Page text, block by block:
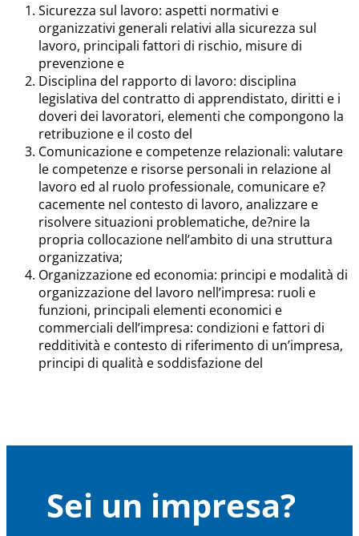
Sicurezza sul lavoro: aspetti normativi e
organizzativi generali relativi alla sicurezza sul
lavoro, principali fattori di rischio, misure di
prevenzione e
Disciplina del rapporto di lavoro: disciplina
legislativa del contratto di apprendistato, diritti e i
doveri dei lavoratori, elementi che compongono la
retribuzione e il costo del
Comunicazione e competenze relazionali: valutare
le competenze e risorse personali in relazione al
lavoro ed al ruolo professionale, comunicare e?
cacemente nel contesto di lavoro, analizzare e
risolvere situazioni problematiche, de?nire la
propria collocazione nell’ambito di una struttura
organizzativa;
Organizzazione ed economia: principi e modalità di
organizzazione del lavoro nell’impresa: ruoli e
funzioni, principali elementi economici e
commerciali dell’impresa: condizioni e fattori di
redditività e contesto di riferimento di un’impresa,
principi di qualità e soddisfazione del
Sei un impresa?